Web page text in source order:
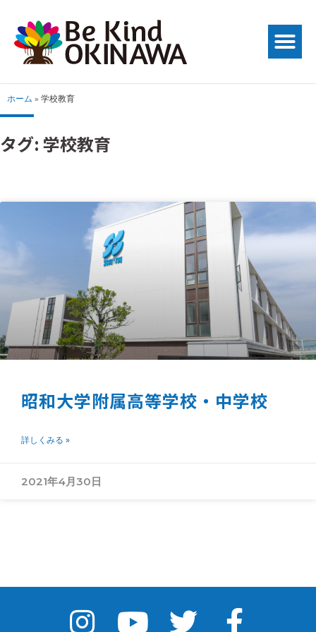
ホーム » 学校教育
タグ: 学校教育
昭和大学附属高等学校・中学校
詳しくみる »
2021年4月30日